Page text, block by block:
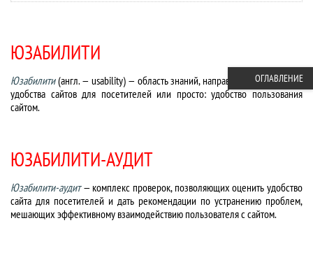
ЮЗАБИЛИТИ
Юзабилити(англ. — usability) — область знаний, направленных на оценку
удобства сайтов для посетителей или просто: удобство пользования
сайтом.
ЮЗАБИЛИТИ-АУДИТ
Юзабилити-аудит— комплекс проверок, позволяющих оценить удобство
сайта для посетителей и дать рекомендации по устранению проблем,
мешающих эффективному взаимодействию пользователя с сайтом.
ОГЛАВЛЕНИЕ